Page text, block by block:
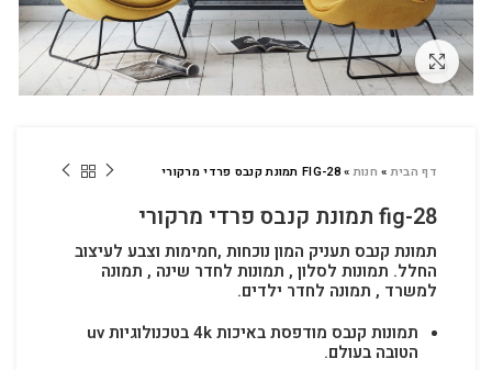
לחץ להגדלה
דף הבית» חנות»FIG-28 תמונת קנבס פרדי מרקורי
fig-28 תמונת קנבס פרדי מרקורי
תמונת קנבס תעניק המון נוכחות ,חמימות וצבע לעיצוב
החלל. תמונות לסלון , תמונות לחדר שינה , תמונה
למשרד , תמונה לחדר ילדים.
תמונות קנבס מודפסת באיכות 4k בטכנולוגיות uv
הטובה בעולם.